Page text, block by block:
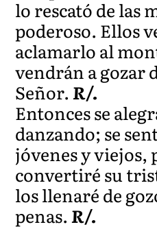
lo rescató de las
poderoso. Ellos
aclamarlo al
vendrán a gozar
Señor.R/.
Entonces se
danzando; se
jóvenes y viejos,
convertiré su
los llenaré de
penas.R/.